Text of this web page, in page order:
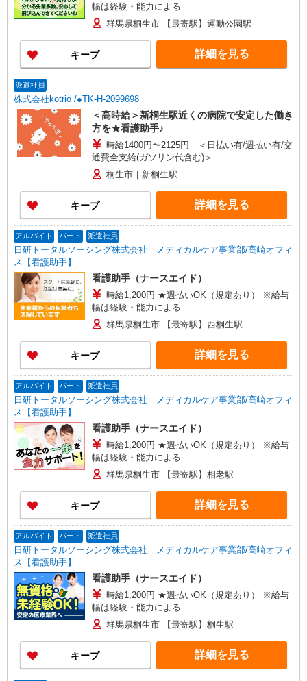
幅は経験・能力による
群馬県桐生市 【最寄駅】運動公園駅
キープ 詳細を見る
派遣社員
株式会社kotrio /●TK-H-2099698
＜高時給＞新桐生駅近くの病院で安定した働き
方を★看護助手♪
時給1400円〜2125円 ＜日払い有/週払い有/交
通費全支給(ガソリン代含む)＞
桐生市｜新桐生駅
キープ 詳細を見る
アルバイト パート 派遣社員
日研トータルソーシング株式会社 メディカルケア事業部/高崎オフィ
ス【看護助手】
看護助手（ナースエイド）
時給1,200円 ★週払いOK（規定あり） ※給与
幅は経験・能力による
群馬県桐生市 【最寄駅】西桐生駅
キープ 詳細を見る
アルバイト パート 派遣社員
日研トータルソーシング株式会社 メディカルケア事業部/高崎オフィ
ス【看護助手】
看護助手（ナースエイド）
時給1,200円 ★週払いOK（規定あり） ※給与
幅は経験・能力による
群馬県桐生市 【最寄駅】相老駅
キープ 詳細を見る
アルバイト パート 派遣社員
日研トータルソーシング株式会社 メディカルケア事業部/高崎オフィ
ス【看護助手】
看護助手（ナースエイド）
時給1,200円 ★週払いOK（規定あり） ※給与
幅は経験・能力による
群馬県桐生市 【最寄駅】桐生駅
キープ 詳細を見る